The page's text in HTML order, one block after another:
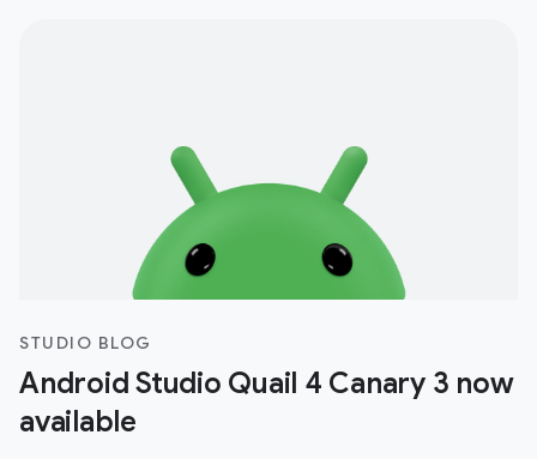
STUDIO BLOG
Android Studio Quail 4 Canary 3 now
available